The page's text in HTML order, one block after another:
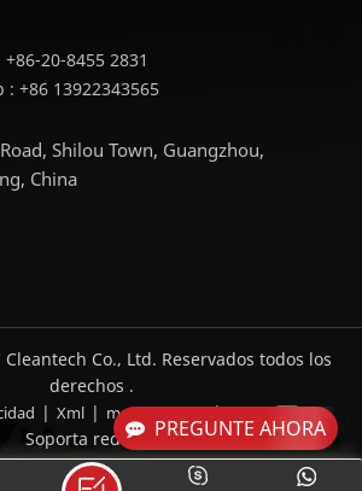
PREGUNTE AHORA
20-8455 2831
: +86 13922343565
Shilou Town, Guangzhou,
China
Co., Ltd. Reservados todos los
derechos .
| Xml | mapa del sitio | Blog
Soporta red IPv6